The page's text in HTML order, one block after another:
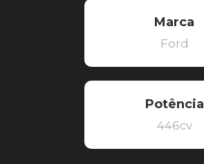
Marca
Ford
Potência
446cv